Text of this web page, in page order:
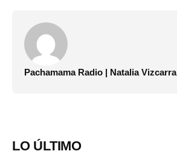
Pachamama Radio | Natalia Vizcarra
LO ÚLTIMO